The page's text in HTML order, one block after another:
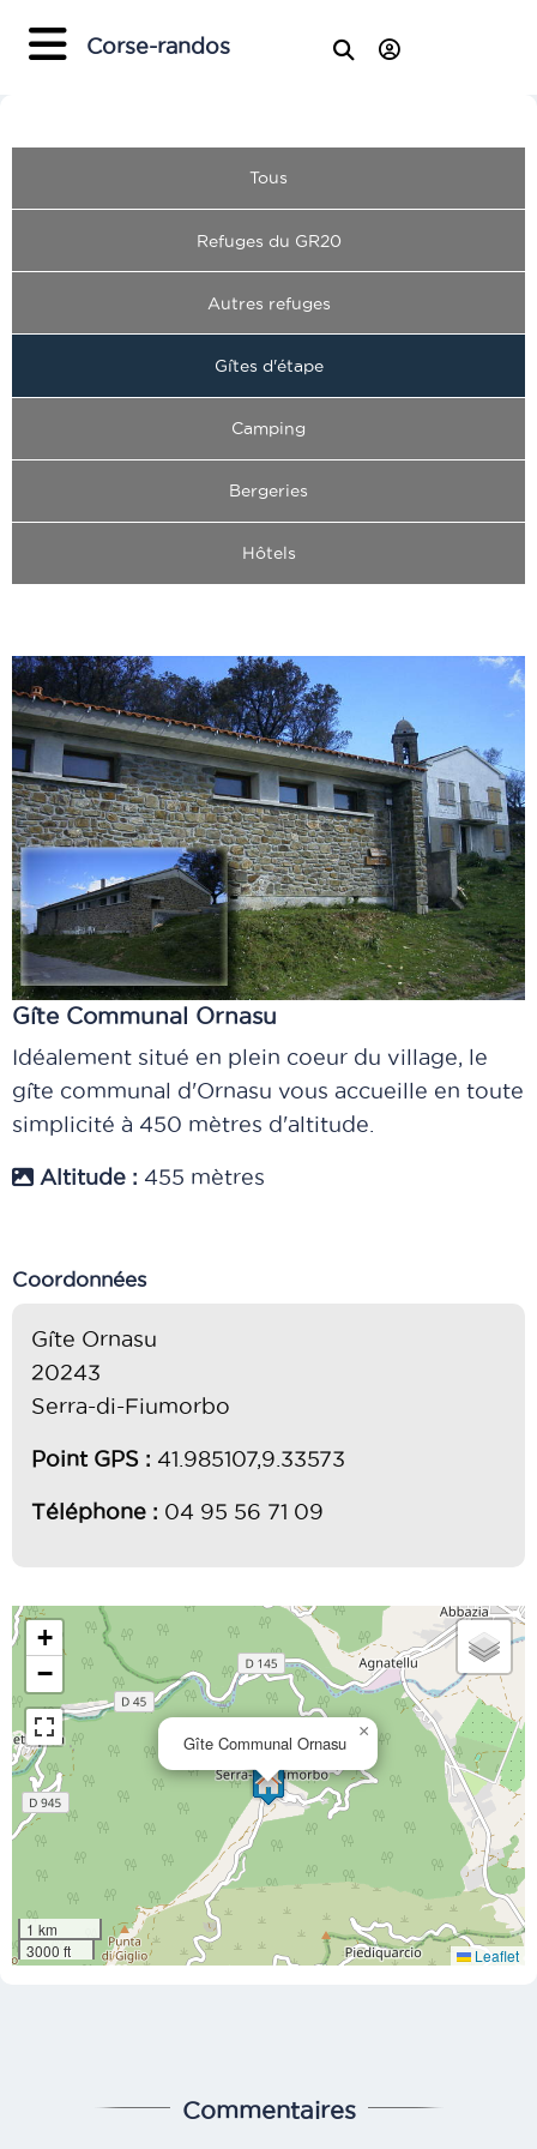
Corse-randos
Tous
Refuges du GR20
Autres refuges
Gîtes d'étape
Camping
Bergeries
Hôtels
Gîte Communal Ornasu
Idéalement situé en plein coeur du village, le
gîte communal d'Ornasu vous accueille en toute
simplicité à 450 mètres d'altitude.
Altitude : 455 mètres
Coordonnées
Gîte Ornasu
20243
Serra-di-Fiumorbo
Point GPS : 41.985107,9.33573
Téléphone : 04 95 56 71 09
Gîte Communal Ornasu
×
+
−
1 km
3000 ft
Leaflet
Commentaires